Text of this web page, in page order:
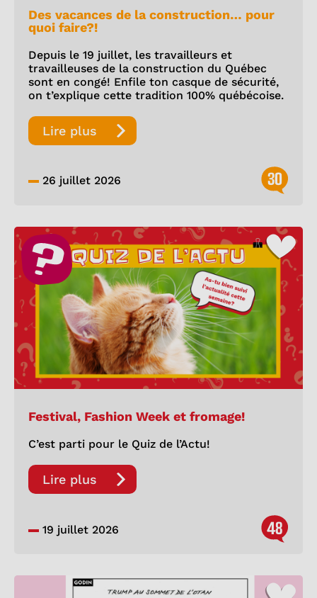
Des vacances de la construction… pour
quoi faire?!
Depuis le 19 juillet, les travailleurs et
travailleuses de la construction du Québec
sont en congé! Enfile ton casque de sécurité,
on t’explique cette tradition 100% québécoise.
Lire plus
26 juillet 2026 30
Festival, Fashion Week et fromage!
C’est parti pour le Quiz de l’Actu!
Lire plus
19 juillet 2026 48